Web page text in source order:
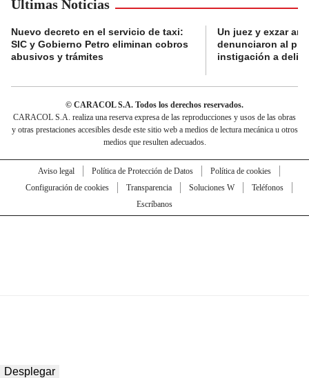
Últimas Noticias
Nuevo decreto en el servicio de taxi:
SIC y Gobierno Petro eliminan cobros
abusivos y trámites
Un juez y exzar
denunciaron al
instigación a
© CARACOL S.A. Todos los derechos reservados.
CARACOL S.A. realiza una reserva expresa de las reproducciones y usos de las obras
y otras prestaciones accesibles desde este sitio web a medios de lectura mecánica u otros
medios que resulten adecuados.
Aviso legal Política de Protección de Datos
Política de cookies
Configuración de cookies
Transparencia Soluciones W
Teléfonos
Escríbanos
Desplegar